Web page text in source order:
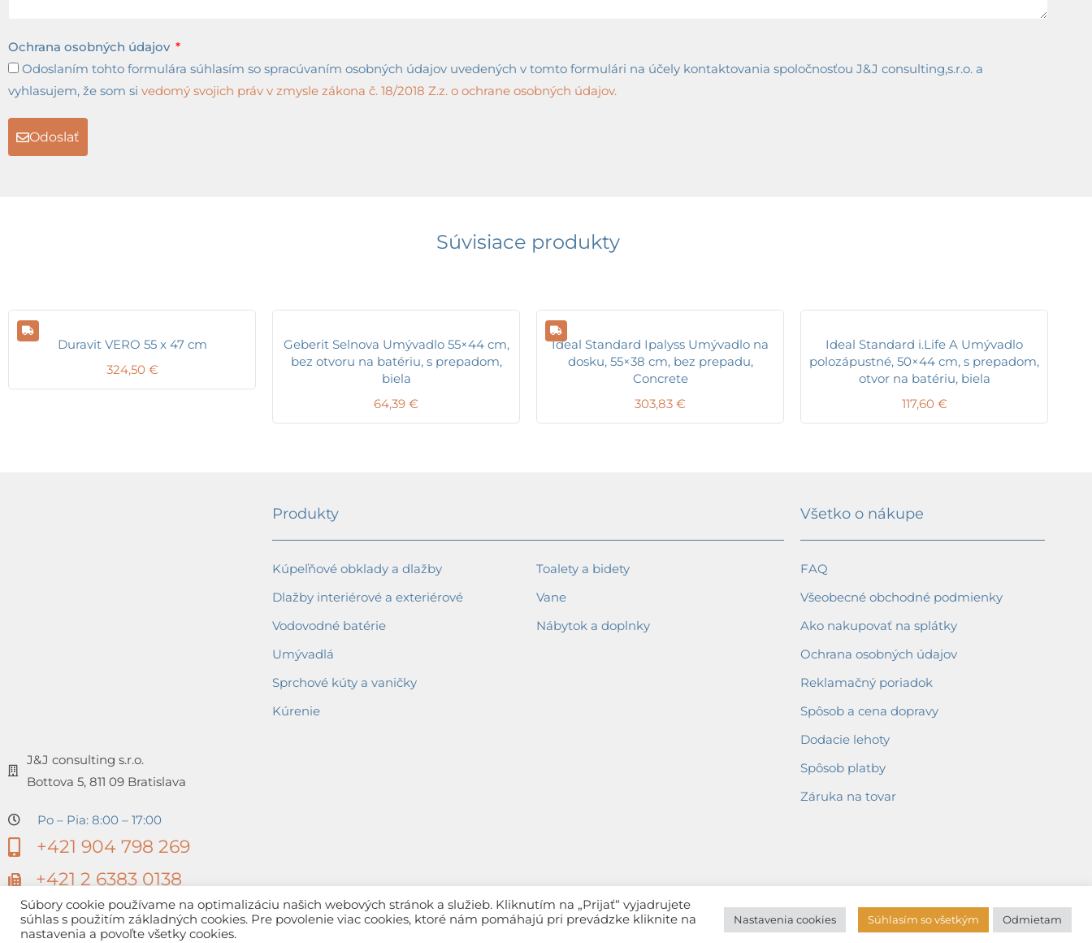
Ochrana osobných údajov
Odoslaním tohto formulára súhlasím so spracúvaním osobných údajov uvedených v tomto formulári na účely kontaktovania spoločnosťou J&J consulting,s.r.o. a
vyhlasujem, že som si vedomý svojich práv v zmysle zákona č. 18/2018 Z.z. o ochrane osobných údajov.
Odoslať
Súvisiace produkty
Duravit VERO 55 x 47 cm
324,50 €
Geberit Selnova Umývadlo 55×44 cm,
bez otvoru na batériu, s prepadom,
biela
64,39 €
Ideal Standard Ipalyss Umývadlo na
dosku, 55×38 cm, bez prepadu,
Concrete
303,83 €
Ideal Standard i.Life A Umývadlo
polozápustné, 50×44 cm, s prepadom,
otvor na batériu, biela
117,60 €
J&J consulting s.r.o.
Bottova 5, 811 09 Bratislava
Po – Pia: 8:00 – 17:00
+421 904 798 269
+421 2 6383 0138
Produkty
Kúpeľňové obklady a dlažby
Dlažby interiérové a exteriérové
Vodovodné batérie
Umývadlá
Sprchové kúty a vaničky
Kúrenie
Toalety a bidety
Vane
Nábytok a doplnky
Všetko o nákupe
FAQ
Všeobecné obchodné podmienky
Ako nakupovať na splátky
Ochrana osobných údajov
Reklamačný poriadok
Spôsob a cena dopravy
Dodacie lehoty
Spôsob platby
Záruka na tovar
Súbory cookie používame na optimalizáciu našich webových stránok a služieb. Kliknutím na „Prijať“ vyjadrujete
súhlas s použitím základných cookies. Pre povolenie viac cookies, ktoré nám pomáhajú pri prevádzke kliknite na
nastavenia a povoľte všetky cookies.
Nastavenia cookies Súhlasím so všetkým Odmietam